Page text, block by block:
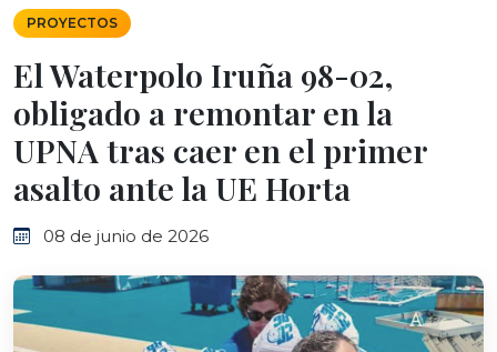
PROYECTOS
El Waterpolo Iruña 98-02,
obligado a remontar en la
UPNA tras caer en el primer
asalto ante la UE Horta
08 de junio de 2026